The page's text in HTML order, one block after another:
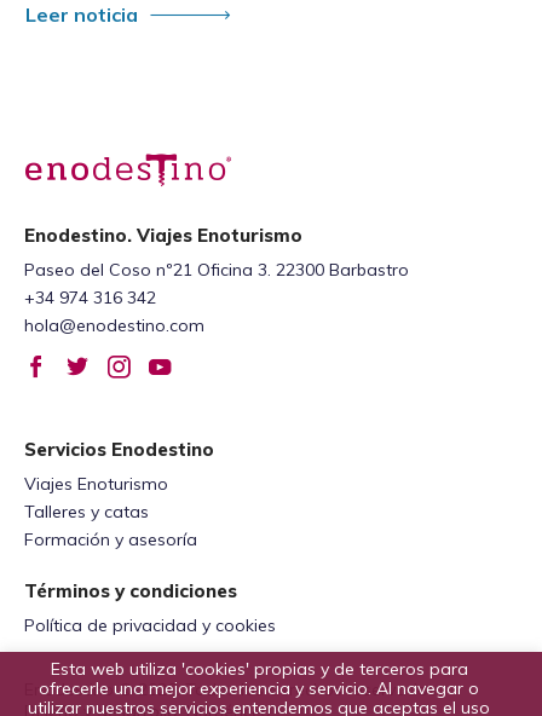
Leer noticia
Enodestino. Viajes Enoturismo
Paseo del Coso nº21 Oficina 3. 22300 Barbastro
+34 974 316 342
hola@enodestino.com
Servicios Enodestino
Viajes Enoturismo
Talleres y catas
Formación y asesoría
Términos y condiciones
Política de privacidad y cookies
Enodestino © 2026. Todos los derechos reservados
Diseño y desarrollo:Numéricco
Esta web utiliza 'cookies' propias y de terceros para
ofrecerle una mejor experiencia y servicio. Al navegar o
utilizar nuestros servicios entendemos que aceptas el uso